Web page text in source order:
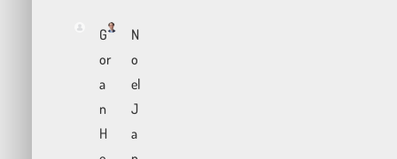
G
or
a
n
H
N
o
el
J
a